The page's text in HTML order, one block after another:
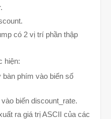
có 2 vị trí phần thập
hiện:
phím vào biến số
biến discount_rate.
ra giá trị ASCII của các